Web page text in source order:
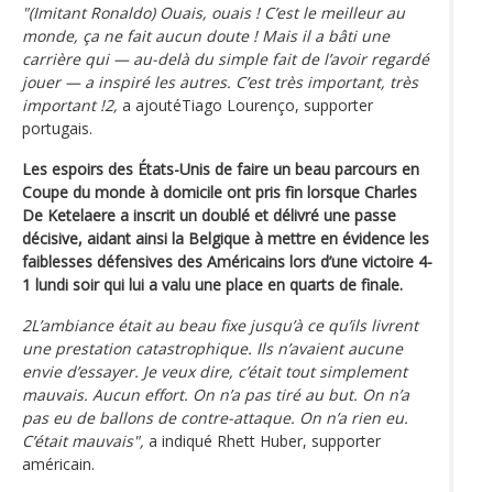
"(Imitant Ronaldo) Ouais, ouais ! C’est le meilleur au
monde, ça ne fait aucun doute ! Mais il a bâti une
carrière qui — au-delà du simple fait de l’avoir regardé
jouer — a inspiré les autres. C’est très important, très
important !2, a ajoutéTiago Lourenço, supporter
portugais.
Les espoirs des États-Unis de faire un beau parcours en
Coupe du monde à domicile ont pris fin lorsque Charles
De Ketelaere a inscrit un doublé et délivré une passe
décisive, aidant ainsi la Belgique à mettre en évidence les
faiblesses défensives des Américains lors d’une victoire 4-
1 lundi soir qui lui a valu une place en quarts de finale.
2L’ambiance était au beau fixe jusqu’à ce qu’ils livrent
une prestation catastrophique. Ils n’avaient aucune
envie d’essayer. Je veux dire, c’était tout simplement
mauvais. Aucun effort. On n’a pas tiré au but. On n’a
pas eu de ballons de contre-attaque. On n’a rien eu.
C’était mauvais", a indiqué Rhett Huber, supporter
américain.